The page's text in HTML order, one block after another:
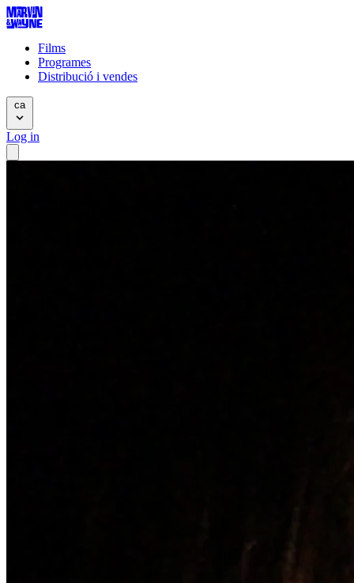
Films
Programes
Distribució i vendes
ca
Log in